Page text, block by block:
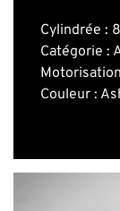
Cylindrée :
Catégorie :
Couleur :